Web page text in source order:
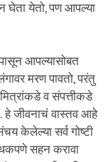
घेता येतो, पण आपल्या
आपल्यासोबत
मरण पावतो, परंतु
व संपत्तीकडे
हे जीवनाचं वास्तव आहे
केलेल्या सर्व गोष्टी
सहन करावा